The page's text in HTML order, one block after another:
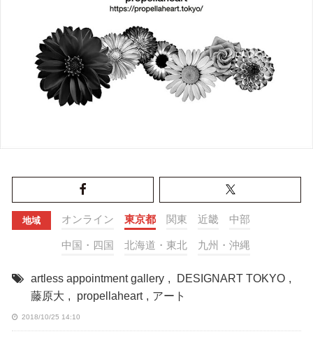
地域 オンライン 東京都 関東 近畿 中部
中国・四国 北海道・東北 九州・沖縄
artless appointment gallery , DESIGNART TOKYO ,
藤原大 , propellaheart , アート
2018/10/25 14:10